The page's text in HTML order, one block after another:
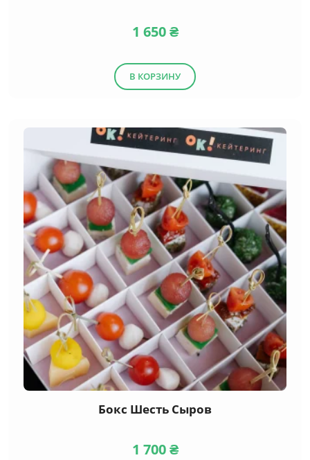
1 650₴
В КОРЗИНУ
Бокс Шесть Сыров
1 700₴